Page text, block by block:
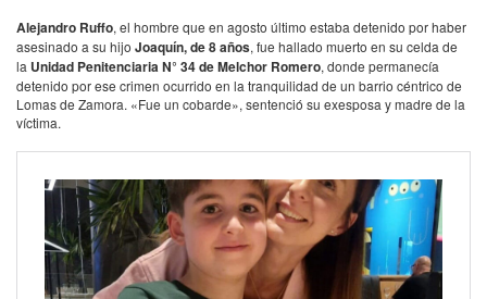
Alejandro Ruffo, el hombre que en agosto último estaba detenido por haber
asesinado a su hijo Joaquín, de 8 años, fue hallado muerto en su celda de
la Unidad Penitenciaria N° 34 de Melchor Romero, donde permanecía
detenido por ese crimen ocurrido en la tranquilidad de un barrio céntrico de
Lomas de Zamora. «Fue un cobarde», sentenció su exesposa y madre de la
víctima.